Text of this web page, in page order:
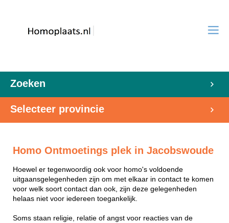
Zoeken
Selecteer provincie
Homo Ontmoetings plek in Jacobswoude
Hoewel er tegenwoordig ook voor homo's voldoende
uitgaansgelegenheden zijn om met elkaar in contact te komen
voor welk soort contact dan ook, zijn deze gelegenheden
helaas niet voor iedereen toegankelijk.
Soms staan religie, relatie of angst voor reacties van de